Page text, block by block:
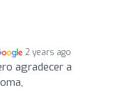
2 years ago
agradecer a